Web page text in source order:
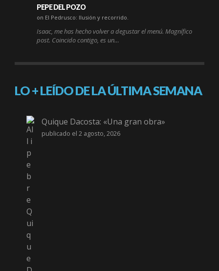
PEPE DEL POZO
on El Pedrusco: Ilusión y recorrido.
Isaac, me has hecho volver a degustar el menú. Magnífico
post. Coincido contigo, es un…
LO + LEÍDO DE LA ÚLTIMA SEMANA
Quique Dacosta: «Una gran obra»
publicado el 2 agosto, 2026